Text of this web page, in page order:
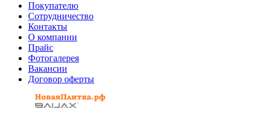
Покупателю
Сотрудничество
Контакты
О компании
Прайс
Фотогалерея
Вакансии
Договор оферты